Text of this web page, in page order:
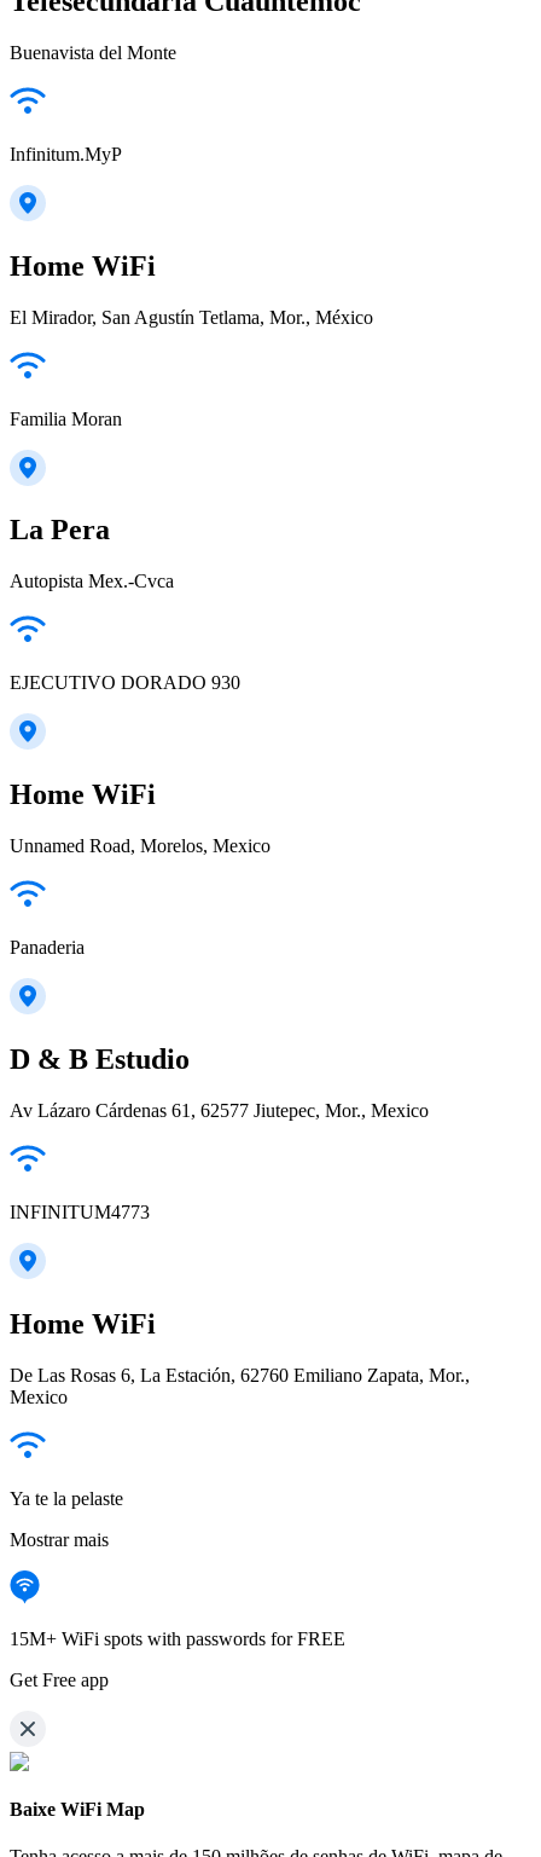
Buenavista del Monte
Infinitum.MyP
Home WiFi
El Mirador, San Agustín Tetlama, Mor., México
Familia Moran
La Pera
Autopista Mex.-Cvca
EJECUTIVO DORADO 930
Home WiFi
Unnamed Road, Morelos, Mexico
Panaderia
D & B Estudio
Av Lázaro Cárdenas 61, 62577 Jiutepec, Mor., Mexico
INFINITUM4773
Home WiFi
De Las Rosas 6, La Estación, 62760 Emiliano Zapata, Mor.,
Mexico
Ya te la pelaste
Mostrar mais
15M+ WiFi spots with passwords for FREE
Get Free app
Baixe WiFi Map